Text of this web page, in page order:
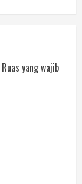
Ruas yang wajib